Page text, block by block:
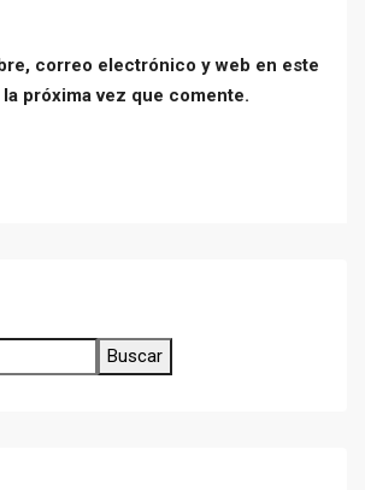
correo electrónico y web en este
próxima vez que comente.
Buscar